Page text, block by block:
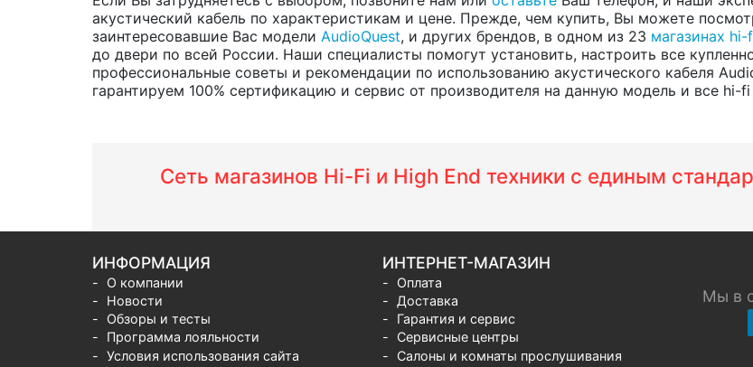
акустический кабель по характеристикам и цене. Прежде, чем купить, Вы можете
заинтересовавшие Вас модели AudioQuest, и других брендов, в одном из 23 магазинах hi-
до двери по всей России. Наши специалисты помогут установить, настроить все
профессиональные советы и рекомендации по использованию акустического кабеля
гарантируем 100% сертификацию и сервис от производителя на данную модель и все hi-
Сеть магазинов Hi-Fi и High End техники с единым
ИНФОРМАЦИЯ
О компании
Новости
Обзоры и тесты
Программа лояльности
Условия использования сайта
ИНТЕРНЕТ-МАГАЗИН
Оплата
Доставка
Гарантия и сервис
Сервисные центры
Салоны и комнаты прослушивания
Мы в